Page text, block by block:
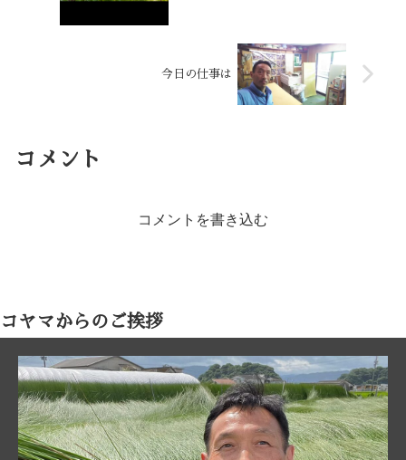
今日の仕事は
コメント
コメントを書き込む
コヤマからのご挨拶